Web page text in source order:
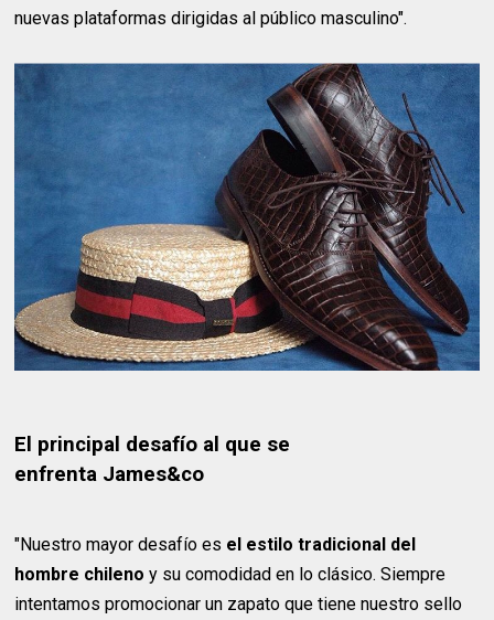
nuevas plataformas dirigidas al público masculino".
El principal desafío al que se
enfrenta James&co
"Nuestro mayor desafío es el estilo tradicional del
hombre chileno y su comodidad en lo clásico. Siempre
intentamos promocionar un zapato que tiene nuestro sello